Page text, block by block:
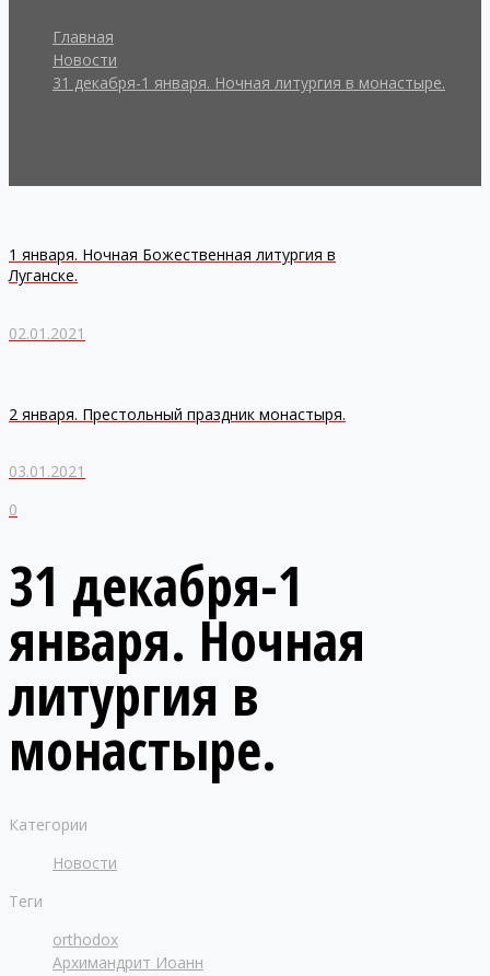
Главная
Новости
31 декабря-1 января. Ночная литургия в монастыре.
1 января. Ночная Божественная литургия в
Луганске.
02.01.2021
2 января. Престольный праздник монастыря.
03.01.2021
0
31 декабря-1
января. Ночная
литургия в
монастыре.
Категории
Новости
Теги
orthodox
Архимандрит Иоанн